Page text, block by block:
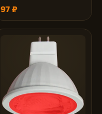
прозрачная 47х50
97 ₽